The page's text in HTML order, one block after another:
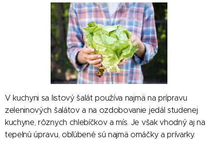
V kuchyni sa listový šalát používa najmä na prípravu
zeleninových šalátov a na ozdobovanie jedál studenej
kuchyne, rôznych chlebíčkov a mís. Je však vhodný aj na
tepelnú úpravu, obľúbené sú najmä omáčky a prívarky.